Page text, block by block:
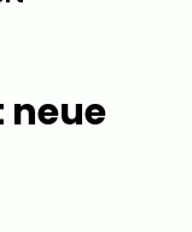
neue